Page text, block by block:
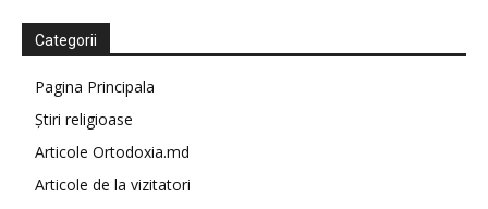
Categorii
Pagina Principala
Știri religioase
Articole Ortodoxia.md
Articole de la vizitatori